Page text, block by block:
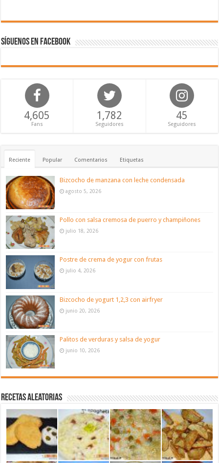
Síguenos en Facebook
4,605
Fans
1,782
Seguidores
45
Seguidores
Reciente Popular Comentarios Etiquetas
Bizcocho de manzana con leche condensada
agosto 5, 2026
Pollo con salsa cremosa de puerro y champiñones
julio 18, 2026
Postre de crema de yogur con frutas
julio 4, 2026
Bizcocho de yogurt 1,2,3 con airfryer
junio 20, 2026
Palitos de verduras y salsa de yogur
junio 10, 2026
Recetas aleatorias